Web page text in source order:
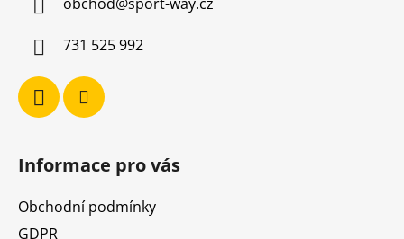
731 525 992
Informace pro vás
Obchodní podmínky
GDPR